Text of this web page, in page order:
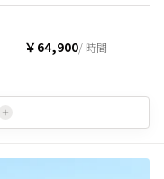
￥64,900/ 時間